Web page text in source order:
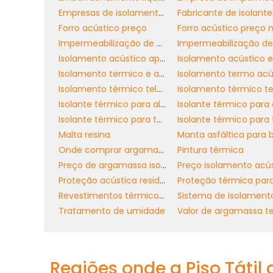
Ao escolher a manta líquida para
produto, que podem variar entre
resistência à tração, a elasticidade e
áreas onde shampoos e sabonetes são
Além disso, considere o grau de
projeto que você está realizando.
enquanto outras são mais indicadas
umidade. Esta análise garante que
gerenciando.
VANTAGENS PARA
Para construtores e empreiteiros, a
consequentemente, sua reputação
Empresas de isolamento térmico industrial
Forro acústico preço
Forro acústico preço
Impermeabilização de banheiro
Isolamento acústico apartamento teto
Isolamento termico e acustico
Isolamento térmico telhado industrial
Isolante térmico para alta temperatura sp
Isolante térmico para telhado de amianto
Malta resina
Onde comprar argamassa termo isolante
Pintura térmica
Preço de argamassa isolante térmica
Proteção acústica residencial
Revestimentos térmicos para telhados preço
Tratamento de umidade